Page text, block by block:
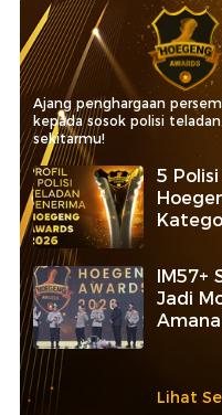
Ajang penghargaan
kepada sosok polisi
sekitarmu!
5
IM57+
Jadi
Lihat